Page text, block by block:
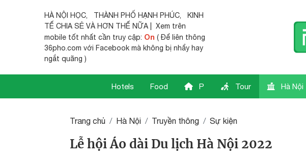
HÀ NỘI HỌC, THÀNH PHỐ HẠNH PHÚC,
KINH
TẾ CHIA SẺ VÀ HƠN THẾ NỮA | Xem trên
mobile tốt nhất cần truy cập: On ( Để liên thông
36pho.com với Facebook mà không bị nhẩy hay
ngắt quãng )
Hotels Food P Tour Hà Nội
Trang chủ Hà Nội Truyền thông Sự kiện
Lễ hội Áo dài Du lịch Hà Nội 2022